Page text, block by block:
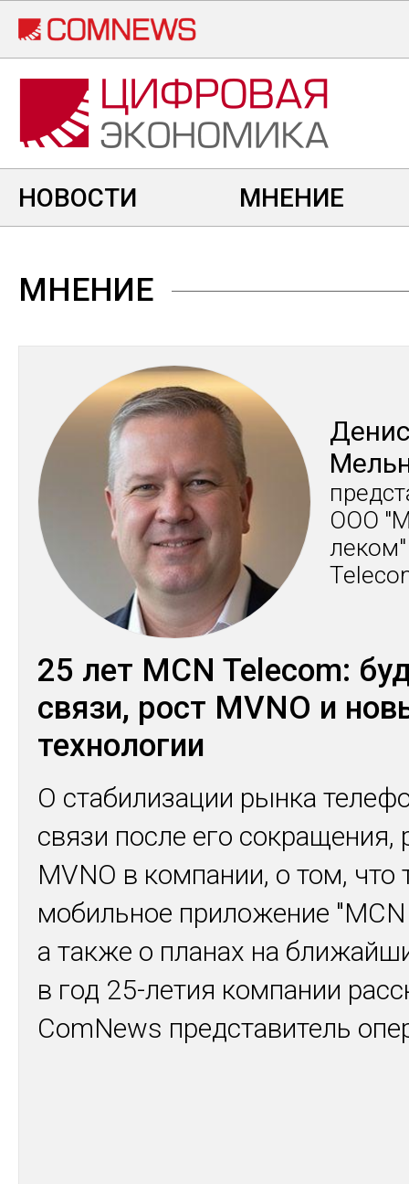
Перейти
к
основному
содержанию
НОВОСТИ МНЕНИЕ
МНЕНИЕ
ООО
25 лет MCN Telecom:
связи, рост MVNO и
технологии
О стабилизации рынка
связи после его сокращения,
MVNO в компании, о том, что
мобильное приложение
а также о планах на
в год 25-летия компании
ComNews представитель